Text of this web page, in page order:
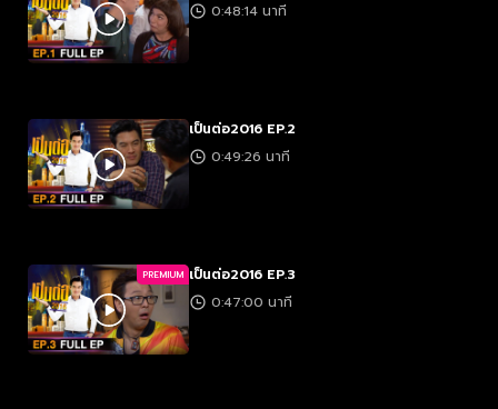
0:48:14 นาที
เป็นต่อ2016 EP.2
0:49:26 นาที
PREMIUM เป็นต่อ2016 EP.3
0:47:00 นาที